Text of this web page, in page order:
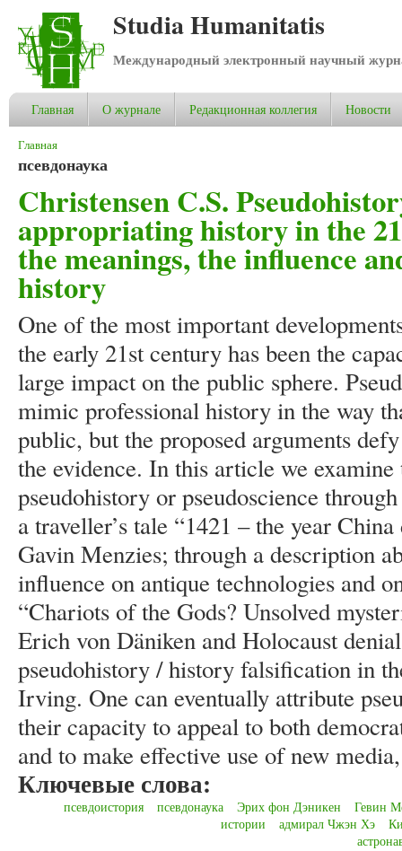
Studia Humanitatis
Международный электронный научный
Главная О журнале Редакционная коллегия Новости
Вы здесь
Главная
псевдонаука
Christensen C.S.
appropriating history in the
the meanings, the influence
history
One of the most important
the early 21st century has been the
large impact on the public sphere.
mimic professional history in the way
public, but the proposed arguments
the evidence. In this article we
pseudohistory or pseudoscience
a traveller’s tale “1421 – the year
Gavin Menzies; through a description
influence on antique technologies and
“Chariots of the Gods? Unsolved
Erich von Däniken and Holocaust
pseudohistory / history falsification in
Irving. One can eventually attribute
their capacity to appeal to both
and to make effective use of new
Ключевые слова:
псевдоистория псевдонаука Эрих фон Дэникен
Гевин
истории
адмирал Чжэн Хэ